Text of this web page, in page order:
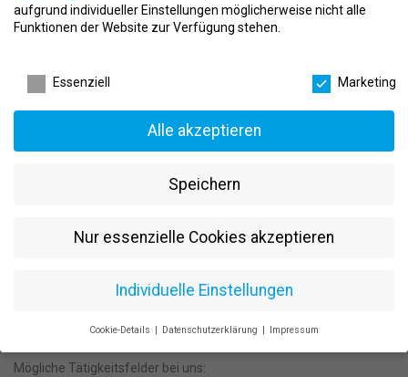
Moderne Trainings- und Wellnessumgebung
Praxisnahe Ausbildung und duale Studienmöglichkeiten
Karriere & Entwicklung
Die Fedorenko Health & Fitness GmbH bietet vielfältige
Einstiegsmöglichkeiten im Bereich Fitness, Gesundheit und
Training. Besonders gefördert werden:
Duales Studium Fitnessökonomie
Ausbildung und Berufseinstieg im Fitness- und
Mitarbeitende erhalten früh Verantwortung und können aktiv an
Arbeitsbereiche
Mögliche Tätigkeitsfelder bei uns:
aufgrund individueller Einstellungen möglicherweise nicht alle
Funktionen der Website zur Verfügung stehen.
Essenziell
Marketing
Alle akzeptieren
Speichern
Nur essenzielle Cookies akzeptieren
Individuelle Einstellungen
Cookie-Details Datenschutzerklärung Impressum
Datenschutzeinstellungen